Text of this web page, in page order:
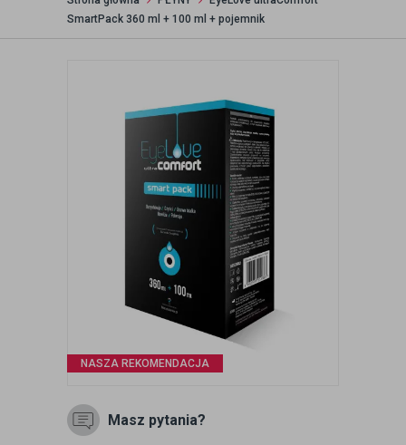
SmartPack 360 ml + 100 ml + pojemnik
NASZA REKOMENDACJA
Masz pytania?